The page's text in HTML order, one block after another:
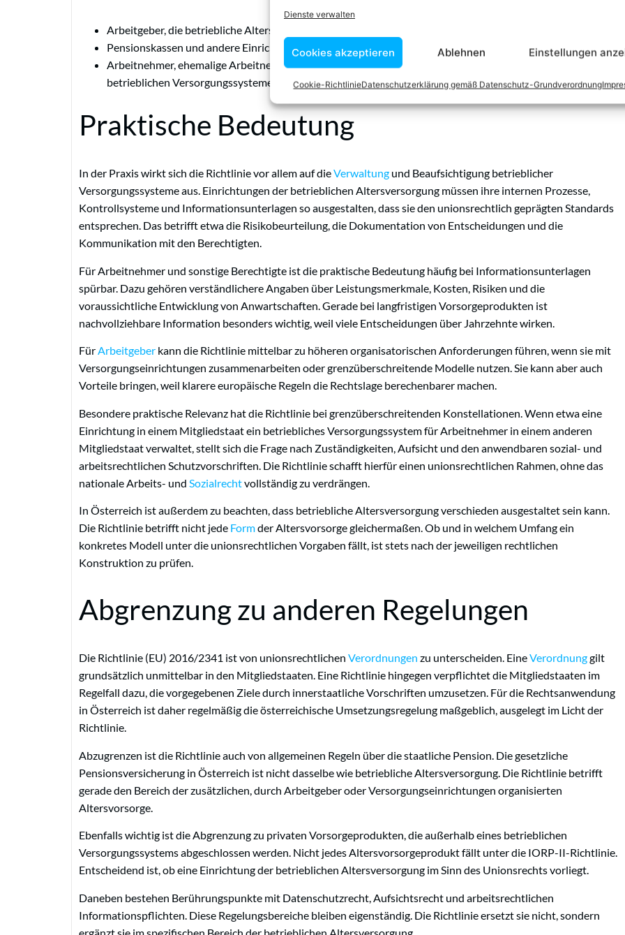
Dienste verwalten
Cookies akzeptieren Ablehnen Einstellungen
Cookie-RichtlinieDatenschutzerklärung gemäß Datenschutz-Grundverordnung
Arbeitgeber, die betriebliche Altersversorgung für Arbeitnehmer anbieten oder finanzieren
Pensionskassen und andere Einrichtungen der betrieblichen Altersversorgung sowie ihre Leitungsorgane
Arbeitnehmer, ehemalige Arbeitnehmer, Anwartschaftsberechtigte und Pensionsempfänger aus
betrieblichen Versorgungssystemen
Praktische Bedeutung
In der Praxis wirkt sich die Richtlinie vor allem auf dieVerwaltung und Beaufsichtigung betrieblicher
Versorgungssysteme aus. Einrichtungen der betrieblichen Altersversorgung müssen ihre internen Prozesse,
Kontrollsysteme und Informationsunterlagen so ausgestalten, dass sie den unionsrechtlich geprägten Standards
entsprechen. Das betrifft etwa die Risikobeurteilung, die Dokumentation von Entscheidungen und die
Kommunikation mit den Berechtigten.
Für Arbeitnehmer und sonstige Berechtigte ist die praktische Bedeutung häufig bei Informationsunterlagen
spürbar. Dazu gehören verständlichere Angaben über Leistungsmerkmale, Kosten, Risiken und die
voraussichtliche Entwicklung von Anwartschaften. Gerade bei langfristigen Vorsorgeprodukten ist
nachvollziehbare Information besonders wichtig, weil viele Entscheidungen über Jahrzehnte wirken.
FürArbeitgeber kann die Richtlinie mittelbar zu höheren organisatorischen Anforderungen führen, wenn sie mit
Versorgungseinrichtungen zusammenarbeiten oder grenzüberschreitende Modelle nutzen. Sie kann aber auch
Vorteile bringen, weil klarere europäische Regeln die Rechtslage berechenbarer machen.
Besondere praktische Relevanz hat die Richtlinie bei grenzüberschreitenden Konstellationen. Wenn etwa eine
Einrichtung in einem Mitgliedstaat ein betriebliches Versorgungssystem für Arbeitnehmer in einem anderen
Mitgliedstaat verwaltet, stellt sich die Frage nach Zuständigkeiten, Aufsicht und den anwendbaren sozial- und
arbeitsrechtlichen Schutzvorschriften. Die Richtlinie schafft hierfür einen unionsrechtlichen Rahmen, ohne das
nationale Arbeits- und Sozialrechtvollständig zu verdrängen.
In Österreich ist außerdem zu beachten, dass betriebliche Altersversorgung verschieden ausgestaltet sein kann.
Die Richtlinie betrifft nicht jede Formder Altersvorsorge gleichermaßen. Ob und in welchem Umfang ein
konkretes Modell unter die unionsrechtlichen Vorgaben fällt, ist stets nach der jeweiligen rechtlichen
Konstruktion zu prüfen.
Abgrenzung zu anderen Regelungen
Die Richtlinie (EU) 2016/2341 ist von unionsrechtlichen Verordnungen zu unterscheiden. EineVerordnunggilt
grundsätzlich unmittelbar in den Mitgliedstaaten. Eine Richtlinie hingegen verpflichtet die Mitgliedstaaten im
Regelfall dazu, die vorgegebenen Ziele durch innerstaatliche Vorschriften umzusetzen. Für die Rechtsanwendung
in Österreich ist daher regelmäßig die österreichische Umsetzungsregelung maßgeblich, ausgelegt im Licht der
Richtlinie.
Abzugrenzen ist die Richtlinie auch von allgemeinen Regeln über die staatliche Pension. Die gesetzliche
Pensionsversicherung in Österreich ist nicht dasselbe wie betriebliche Altersversorgung. Die Richtlinie betrifft
gerade den Bereich der zusätzlichen, durch Arbeitgeber oder Versorgungseinrichtungen organisierten
Altersvorsorge.
Ebenfalls wichtig ist die Abgrenzung zu privaten Vorsorgeprodukten, die außerhalb eines betrieblichen
Versorgungssystems abgeschlossen werden. Nicht jedes Altersvorsorgeprodukt fällt unter die IORP-II-Richtlinie.
Entscheidend ist, ob eine Einrichtung der betrieblichen Altersversorgung im Sinn des Unionsrechts vorliegt.
Daneben bestehen Berührungspunkte mit Datenschutzrecht, Aufsichtsrecht und arbeitsrechtlichen
Informationspflichten. Diese Regelungsbereiche bleiben eigenständig. Die Richtlinie ersetzt sie nicht, sondern
ergänzt sie im spezifischen Bereich der betrieblichen Altersversorgung.